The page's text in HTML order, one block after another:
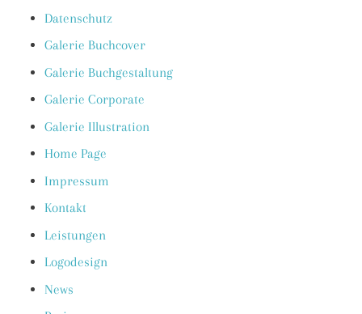
Datenschutz
Galerie Buchcover
Galerie Buchgestaltung
Galerie Corporate
Galerie Illustration
Home Page
Impressum
Kontakt
Leistungen
Logodesign
News